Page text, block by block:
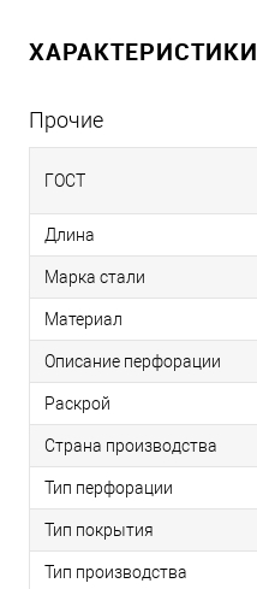
ХАРАКТЕРИСТИКИ
Прочие
ГОСТ
Длина
Марка стали
Материал
Описание перфорации
Раскрой
Страна производства
Тип перфорации
Тип покрытия
Тип производства